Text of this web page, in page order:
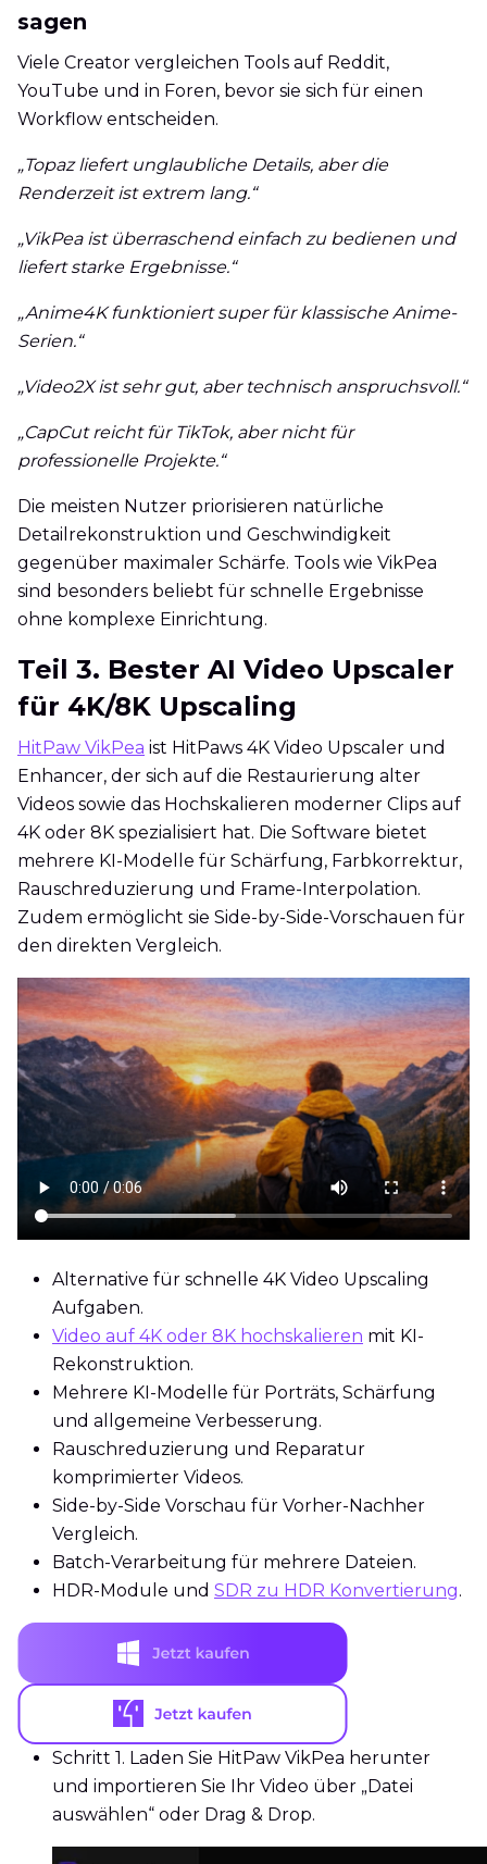
sagen
Viele Creator vergleichen Tools auf Reddit,
YouTube und in Foren, bevor sie sich für einen
Workflow entscheiden.
„Topaz liefert unglaubliche Details, aber die
Renderzeit ist extrem lang.“
„VikPea ist überraschend einfach zu bedienen und
liefert starke Ergebnisse.“
„Anime4K funktioniert super für klassische Anime-
Serien.“
„Video2X ist sehr gut, aber technisch anspruchsvoll.“
„CapCut reicht für TikTok, aber nicht für
professionelle Projekte.“
Die meisten Nutzer priorisieren natürliche
Detailrekonstruktion und Geschwindigkeit
gegenüber maximaler Schärfe. Tools wie VikPea
sind besonders beliebt für schnelle Ergebnisse
ohne komplexe Einrichtung.
Teil 3. Bester AI Video Upscaler
für 4K/8K Upscaling
HitPaw VikPea ist HitPaws 4K Video Upscaler und
Enhancer, der sich auf die Restaurierung alter
Videos sowie das Hochskalieren moderner Clips auf
4K oder 8K spezialisiert hat. Die Software bietet
mehrere KI-Modelle für Schärfung, Farbkorrektur,
Rauschreduzierung und Frame-Interpolation.
Zudem ermöglicht sie Side-by-Side-Vorschauen für
den direkten Vergleich.
Alternative für schnelle 4K Video Upscaling
Aufgaben.
Video auf 4K oder 8K hochskalieren mit KI-
Rekonstruktion.
Mehrere KI-Modelle für Porträts, Schärfung
und allgemeine Verbesserung.
Rauschreduzierung und Reparatur
komprimierter Videos.
Side-by-Side Vorschau für Vorher-Nachher
Vergleich.
Batch-Verarbeitung für mehrere Dateien.
HDR-Module und SDR zu HDR Konvertierung.
Schritt 1. Laden Sie HitPaw VikPea herunter
und importieren Sie Ihr Video über „Datei
auswählen“ oder Drag & Drop.